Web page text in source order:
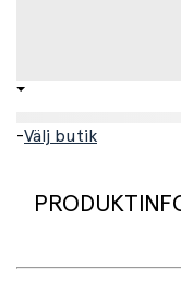
-Välj butik
Leksaksfigur,